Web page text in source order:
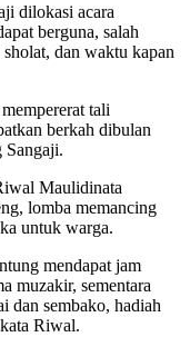
dilokasi acara
berguna, salah
dan waktu kapan
tali
berkah dibulan
Sangaji.
Maulidinata
lomba memancing
untuk warga.
mendapat jam
muzakir, sementara
dan sembako, hadiah
Riwal.